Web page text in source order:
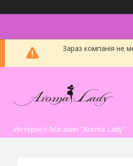
Зараз компанія не
Интернет-Магазин "Aroma Lady"